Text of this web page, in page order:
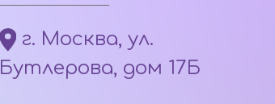
г. Москва, ул.
Бутлерова, дом 17Б